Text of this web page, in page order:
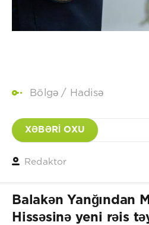
Bölgə / Hadisə
XƏBƏRİ OXU
Redaktor
Balakən Yanğından
Hissəsinə yeni rəis